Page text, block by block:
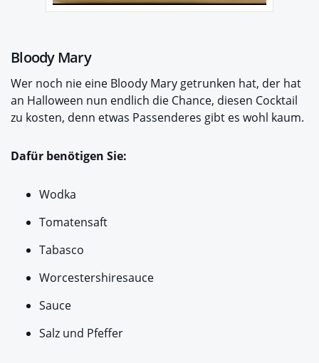
Bloody Mary
Wer noch nie eine Bloody Mary getrunken hat, der hat
an Halloween nun endlich die Chance, diesen Cocktail
zu kosten, denn etwas Passenderes gibt es wohl kaum.
Dafür benötigen Sie:
Wodka
Tomatensaft
Tabasco
Worcestershiresauce
Sauce
Salz und Pfeffer